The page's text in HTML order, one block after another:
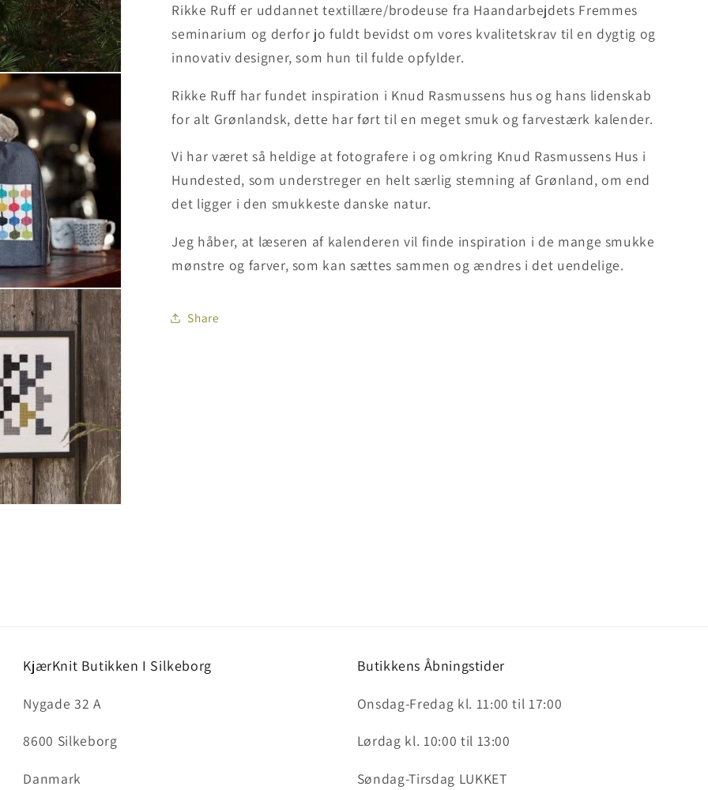
Rikke Ruff er uddannet textillære/brodeuse fra Haandarbejdets Fremmes
seminarium og derfor jo fuldt bevidst om vores kvalitetskrav til en dygtig og
innovativ designer, som hun til fulde opfylder.
Rikke Ruff har fundet inspiration i Knud Rasmussens hus og hans lidenskab
for alt Grønlandsk, dette har ført til en meget smuk og farvestærk kalender.
Vi har været så heldige at fotografere i og omkring Knud Rasmussens Hus i
Hundested, som understreger en helt særlig stemning af Grønland, om end
det ligger i den smukkeste danske natur.
Jeg håber, at læseren af kalenderen vil finde inspiration i de mange smukke
mønstre og farver, som kan sættes sammen og ændres i det uendelige.
Share
KjærKnit Butikken I Silkeborg
Nygade 32 A
8600 Silkeborg
Danmark
Butikkens Åbningstider
Onsdag-Fredag kl. 11:00 til 17:00
Lørdag kl. 10:00 til 13:00
Søndag-Tirsdag LUKKET